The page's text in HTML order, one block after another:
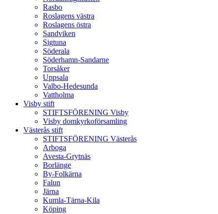
Rasbo
Roslagens västra
Roslagens östra
Sandviken
Sigtuna
Söderala
Söderhamn-Sandarne
Torsåker
Uppsala
Valbo-Hedesunda
Vattholma
Visby stift
STIFTSFÖRENING Visby
Visby domkyrkoförsamling
Västerås stift
STIFTSFÖRENING Västerås
Arboga
Avesta-Grytnäs
Borlänge
By-Folkärna
Falun
Järna
Kumla-Tärna-Kila
Köping